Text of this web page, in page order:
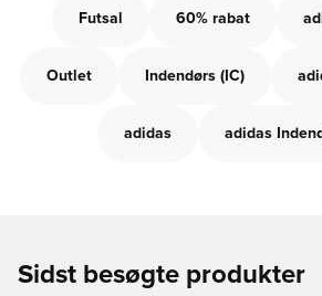
Futsal 60% rabat
Outlet Indendørs (IC)
adidas adidas
Sidst besøgte produkter